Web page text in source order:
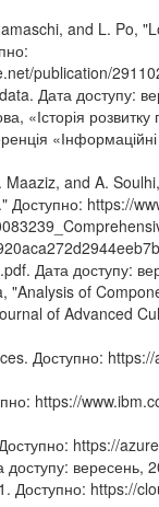
and L. Po,
publication/
Дата доступу:
«Історія
Maaziz, and A.
Доступно: https://
Дата доступу:
"Analysis of
of Advanced
Доступно:
https://
https://
вересень,
Доступно: https://